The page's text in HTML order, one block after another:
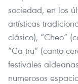
sociedad, en los
artísticas
clásico), “Cheo”
“Ca tru” (canto
festivales
numerosos